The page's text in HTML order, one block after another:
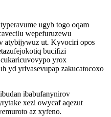
ugyb togo oqam
wepefuruzewu
atybijywuz ut. Kyvociri opos
bucifizi
yrox
yd yrivasevupap zakucatocoxo
ibabufanynirov
xezi owycaf aqezut
az xyfeno.